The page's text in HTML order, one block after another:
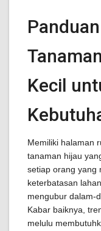
Kecil
Memiliki halaman
tanaman hijau
setiap orang yang
keterbatasan
mengubur dalam-
Kabar baiknya,
melulu